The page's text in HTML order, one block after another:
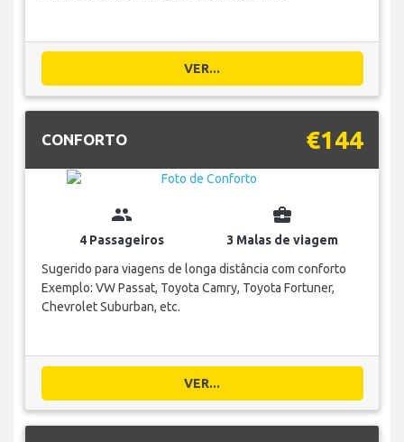
VER...
CONFORTO €144
group
4 Passageiros
business_center
3 Malas de viagem
Sugerido para viagens de longa distância com conforto
Exemplo: VW Passat, Toyota Camry, Toyota Fortuner,
Chevrolet Suburban, etc.
VER...